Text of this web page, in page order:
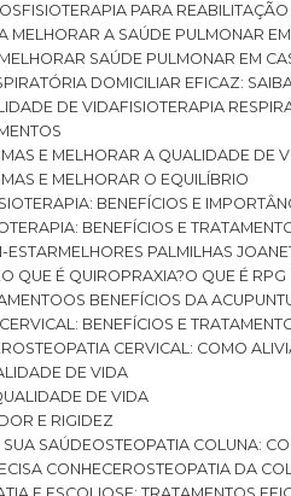
FISIOTERAPIA PARA
MELHORAR A SAÚDE PULMONAR
SAÚDE PULMONAR EM
DOMICILIAR EFICAZ:
DE VIDA FISIOTERAPIA
E MELHORAR A QUALIDADE DE
E MELHORAR O EQUILÍBRIO
BENEFÍCIOS E
BENEFÍCIOS E
ESTAR
MELHORES PALMILHAS
O QUE É QUIROPRAXIA?
O QUE É
OS BENEFÍCIOS DA
CERVICAL: BENEFÍCIOS E
OSTEOPATIA CERVICAL: COMO
DE VIDA
DE VIDA
E RIGIDEZ
SUA SAÚDE
OSTEOPATIA COLUNA:
CONHECER
OSTEOPATIA DA